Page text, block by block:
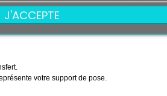
du logo sur la bande )
votre support de pose.
J'ACCEPTE